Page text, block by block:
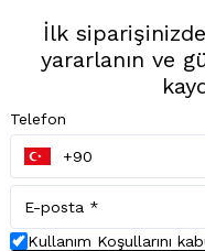
İlk
yararlanın ve
Telefon
Kullanım Koşullarını